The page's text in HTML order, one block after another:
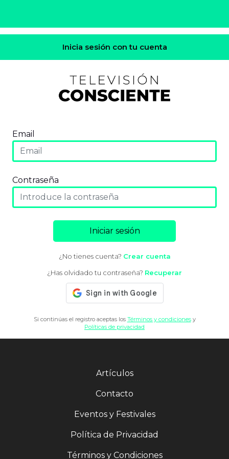
Inicia sesión con tu cuenta
Email
Contraseña
Iniciar sesión
¿No tienes cuenta? Crear cuenta
¿Has olvidado tu contraseña? Recuperar
Si continúas el registro aceptas los Términos y condicionesy
Políticas de privacidad
Artículos
Contacto
Eventos y Festivales
Política de Privacidad
Términos y Condiciones